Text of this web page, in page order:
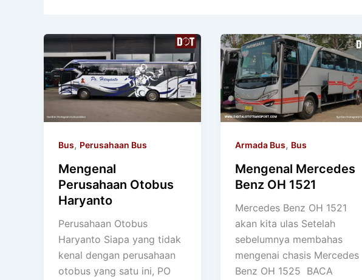
Bus, Perusahaan Bus
Mengenal
Perusahaan Otobus
Haryanto
Perusahaan Otobus
Haryanto Siapa yang tidak
kenal dengan perusahaan
otobus yang satu ini, PO
Armada Bus, Bus
Mengenal Mercedes
Benz OH 1521
Mercedes Benz OH 1521
akan kita ulas Setelah
sebelumnya membahas
mengenai chasis Mercedes
Benz OH 1525 BACA